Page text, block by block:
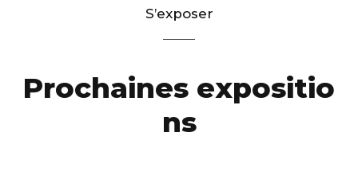
S’exposer
Prochaines expositio
ns